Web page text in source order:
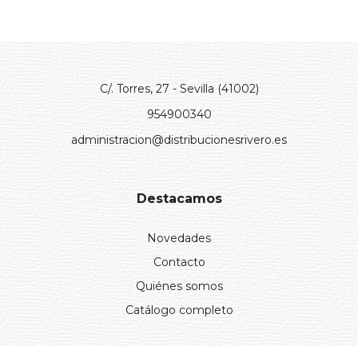
C/. Torres, 27 - Sevilla (41002)
954900340
administracion@distribucionesrivero.es
Destacamos
Novedades
Contacto
Quiénes somos
Catálogo completo